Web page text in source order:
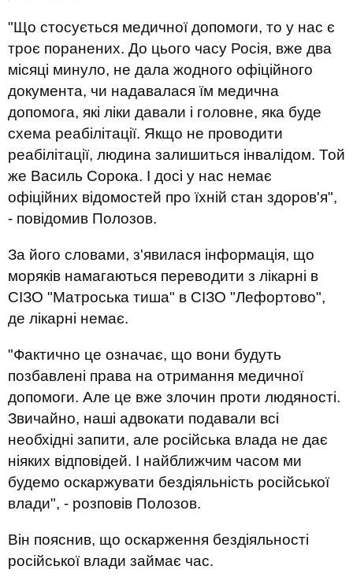
"Що стосується медичної допомоги, то у нас є
троє поранених. До цього часу Росія, вже два
місяці минуло, не дала жодного офіційного
документа, чи надавалася їм медична
допомога, які ліки давали і головне, яка буде
схема реабілітації. Якщо не проводити
реабілітації, людина залишиться інвалідом. Той
же Василь Сорока. І досі у нас немає
офіційних відомостей про їхній стан здоров'я",
- повідомив Полозов.
За його словами, з'явилася інформація, що
моряків намагаються переводити з лікарні в
СІЗО "Матроська тиша" в СІЗО "Лефортово",
де лікарні немає.
"Фактично це означає, що вони будуть
позбавлені права на отримання медичної
допомоги. Але це вже злочин проти людяності.
Звичайно, наші адвокати подавали всі
необхідні запити, але російська влада не дає
ніяких відповідей. І найближчим часом ми
будемо оскаржувати бездіяльність російської
влади", - розповів Полозов.
Він пояснив, що оскарження бездіяльності
російської влади займає час.